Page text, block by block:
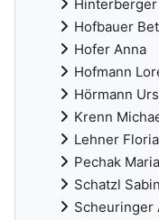
Hofbauer
Hofer Anna
Hofmann
Hörmann
Krenn
Lehner
Pechak Maria
Schatzl
Scheuringer